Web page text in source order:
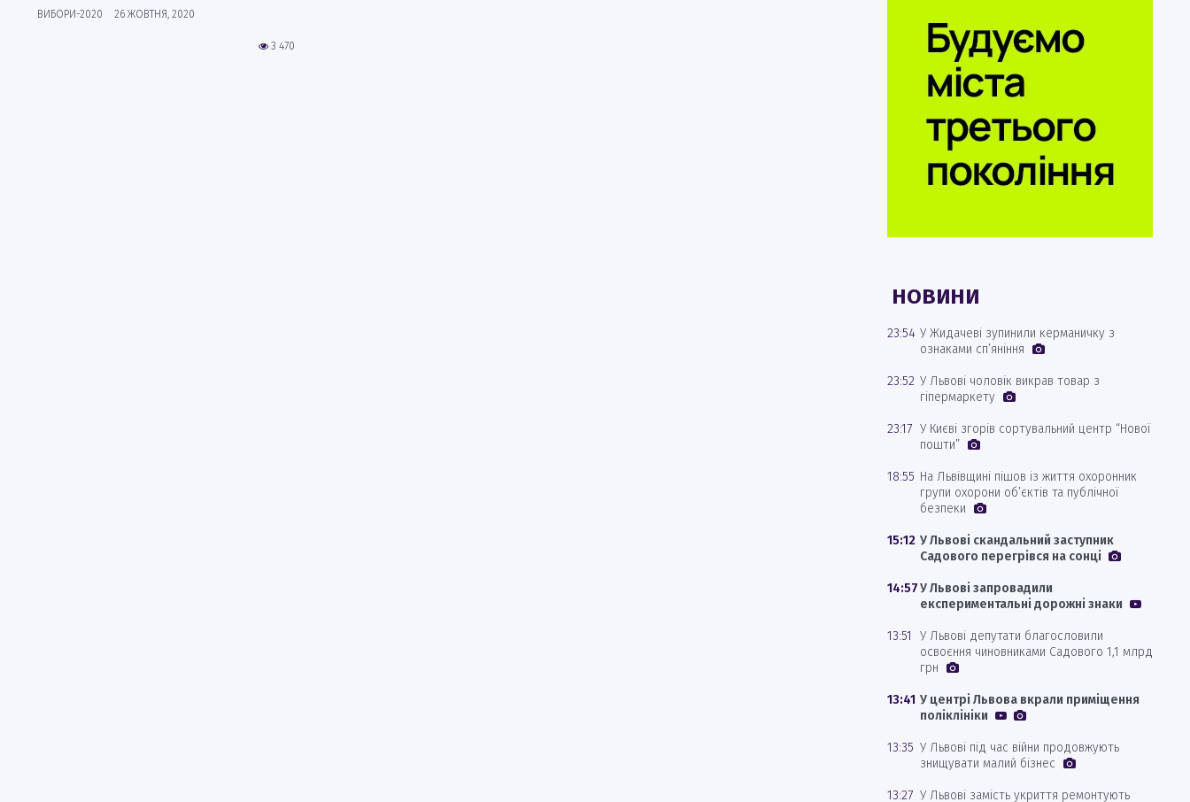
ВИБОРИ-2020 26 ЖОВТНЯ, 2020
3 470
НОВИНИ
23:54 У Жидачеві зупинили керманичку з
ознаками сп’яніння
23:52 У Львові чоловік викрав товар з
гіпермаркету
23:17 У Києві згорів сортувальний центр “Нової
пошти”
18:55 На Львівщині пішов із життя охоронник
групи охорони об’єктів та публічної
безпеки
15:12 У Львові скандальний заступник
Садового перегрівся на сонці
14:57У Львові запровадили
експериментальні дорожні знаки
13:51
У Львові депутати благословили
освоєння чиновниками Садового 1,1 млрд
грн
13:41 У центрі Львова вкрали приміщення
поліклініки
13:35 У Львові під час війни продовжують
знищувати малий бізнес
13:27 У Львові замість укриття ремонтують